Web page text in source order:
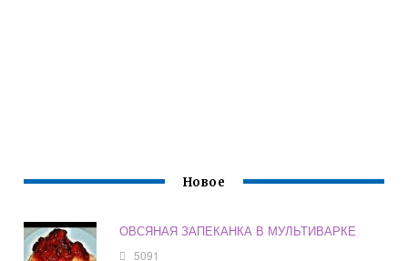
Новое
ОВСЯНАЯ ЗАПЕКАНКА В МУЛЬТИВАРКЕ
5091